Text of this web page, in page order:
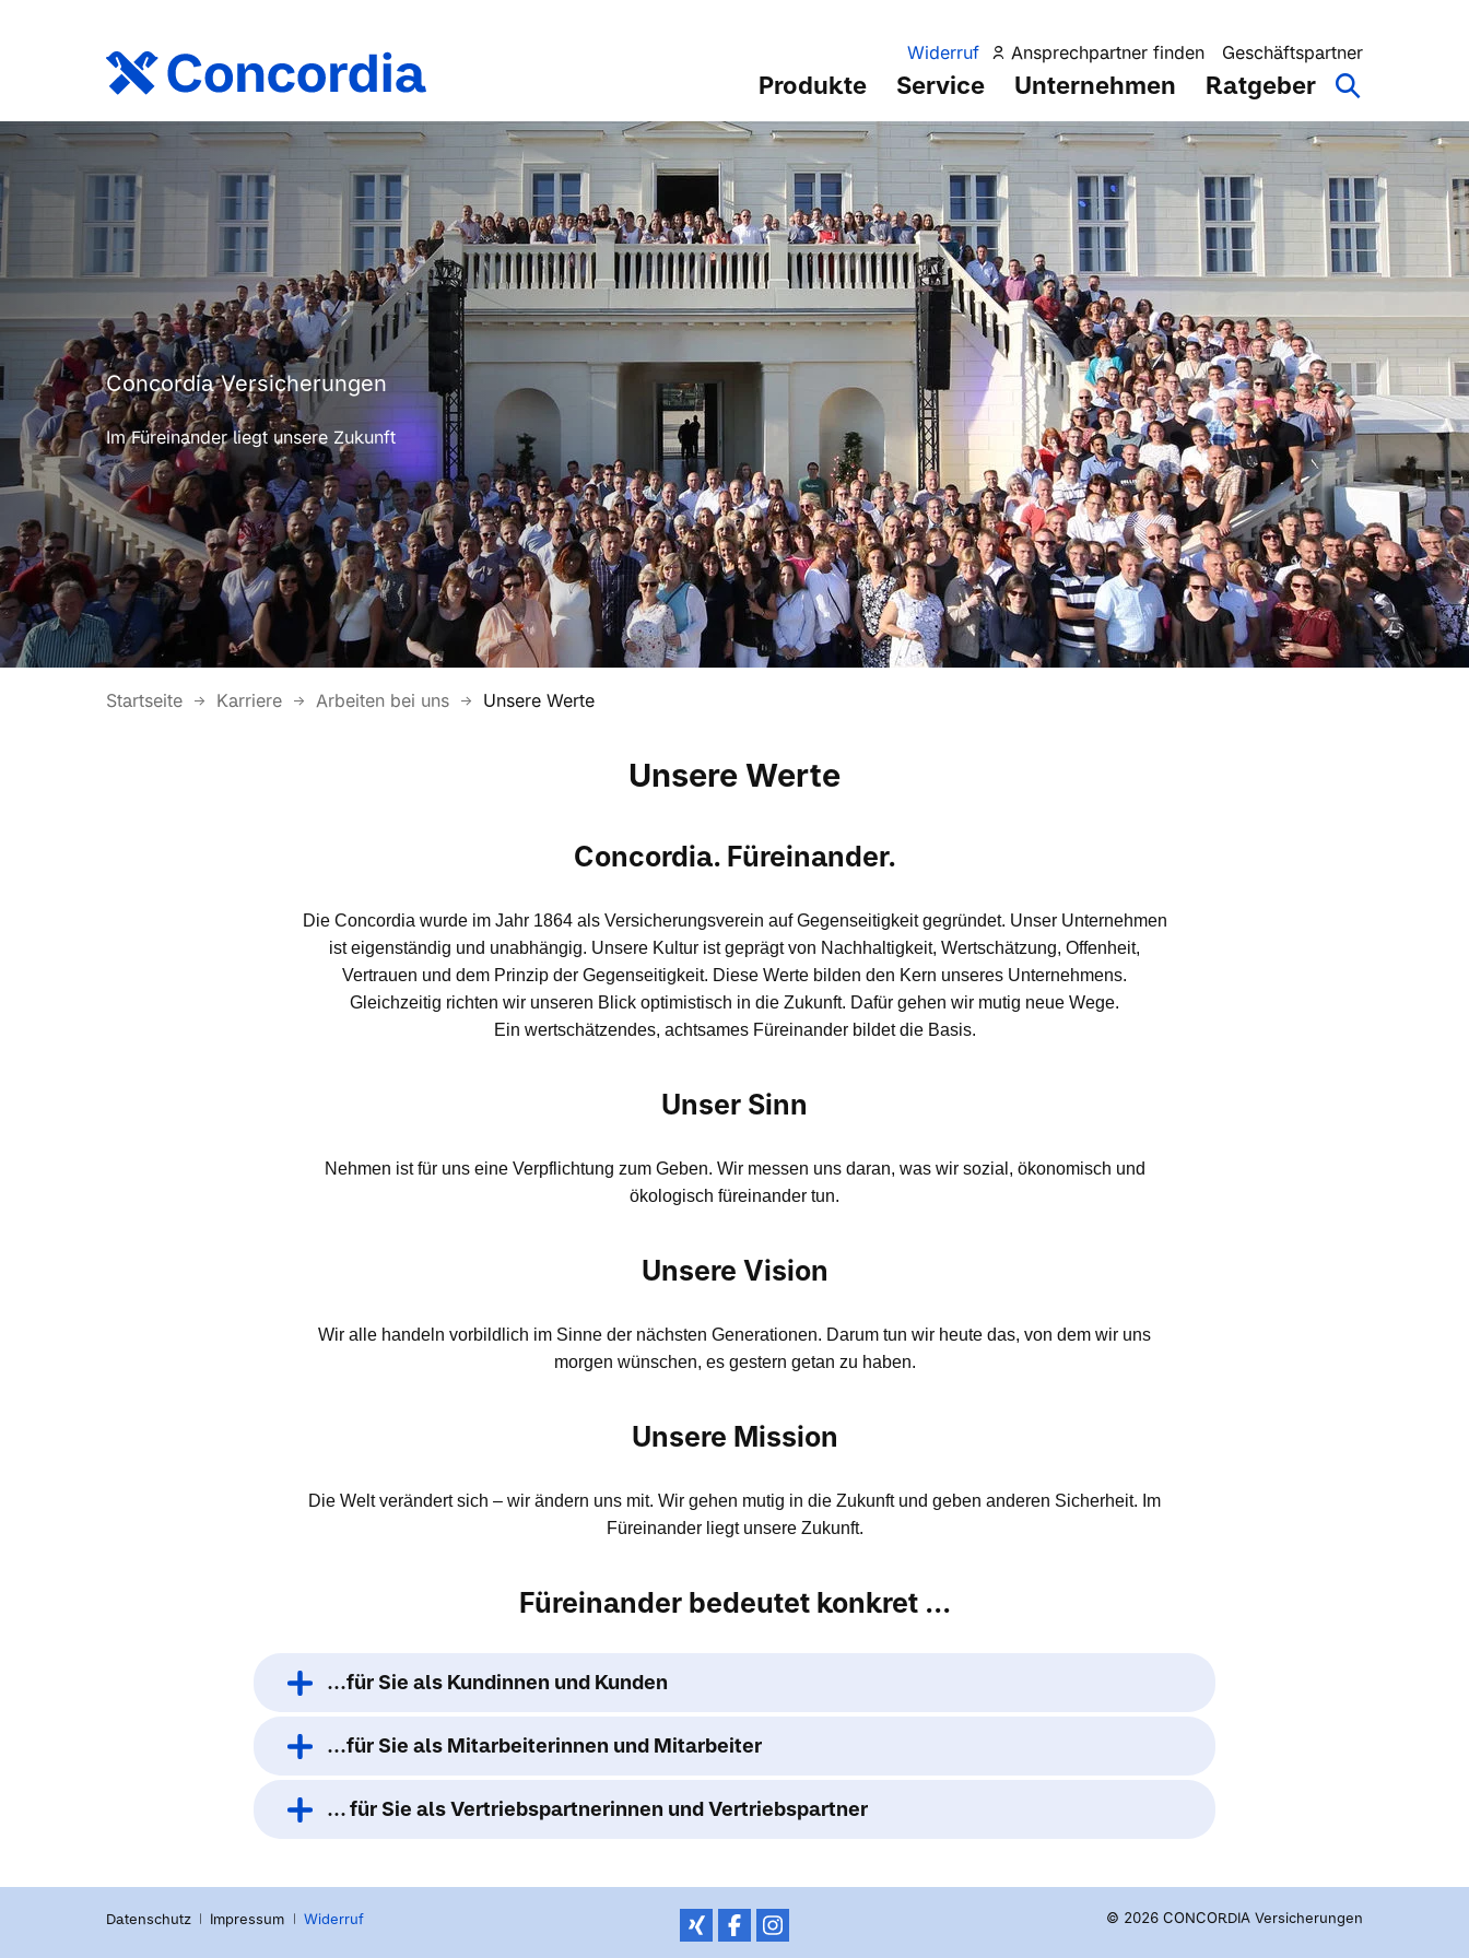
Widerruf Ansprechpartner finden Geschäftspartner
Produkte Service Unternehmen Ratgeber
Concordia Versicherungen
Im Füreinander liegt unsere Zukunft
Startseite Karriere Arbeiten bei uns Unsere Werte
Unsere Werte
Concordia. Füreinander.
Die Concordia wurde im Jahr 1864 als Versicherungsverein auf Gegenseitigkeit gegründet. Unser Unternehmen
ist eigenständig und unabhängig. Unsere Kultur ist geprägt von Nachhaltigkeit, Wertschätzung, Offenheit,
Vertrauen und dem Prinzip der Gegenseitigkeit. Diese Werte bilden den Kern unseres Unternehmens.
Gleichzeitig richten wir unseren Blick optimistisch in die Zukunft. Dafür gehen wir mutig neue Wege.
Ein wertschätzendes, achtsames Füreinander bildet die Basis.
Unser Sinn
Nehmen ist für uns eine Verpflichtung zum Geben. Wir messen uns daran, was wir sozial, ökonomisch und
ökologisch füreinander tun.
Unsere Vision
Wir alle handeln vorbildlich im Sinne der nächsten Generationen. Darum tun wir heute das, von dem wir uns
morgen wünschen, es gestern getan zu haben.
Unsere Mission
Die Welt verändert sich – wir ändern uns mit. Wir gehen mutig in die Zukunft und geben anderen Sicherheit. Im
Füreinander liegt unsere Zukunft.
Füreinander bedeutet konkret ...
...für Sie als Kundinnen und Kunden
...für Sie als Mitarbeiterinnen und Mitarbeiter
... für Sie als Vertriebspartnerinnen und Vertriebspartner
Datenschutz Impressum Widerruf © 2026 CONCORDIA Versicherungen